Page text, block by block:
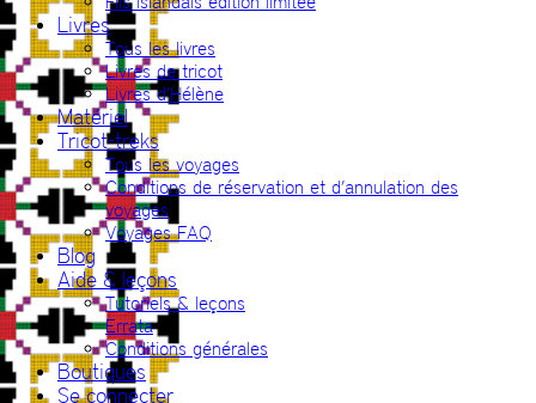
Livres
Tous les livres
Livres de tricot
Livres d’Hélène
Matériel
Tricot-treks
Tous les voyages
Conditions de réservation et d’annulation des
voyages
Voyages FAQ
Blog
Aide & leçons
Tutoriels & leçons
Errata
Conditions générales
Boutiques
Se connecter